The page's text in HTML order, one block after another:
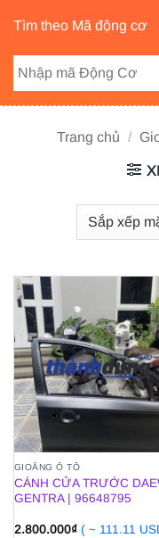
Tìm theo Mã động cơ
Trang chủ /
GIOĂNG Ô TÔ
CÁNH CỬA TRƯỚC
GENTRA | 96648795
2.800.000₫ ( ~ 111.11